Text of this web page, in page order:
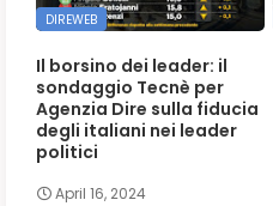
DIREWEB
Il borsino dei leader: il
sondaggio Tecnè per
Agenzia Dire sulla fiducia
degli italiani nei leader
politici
April 16, 2024